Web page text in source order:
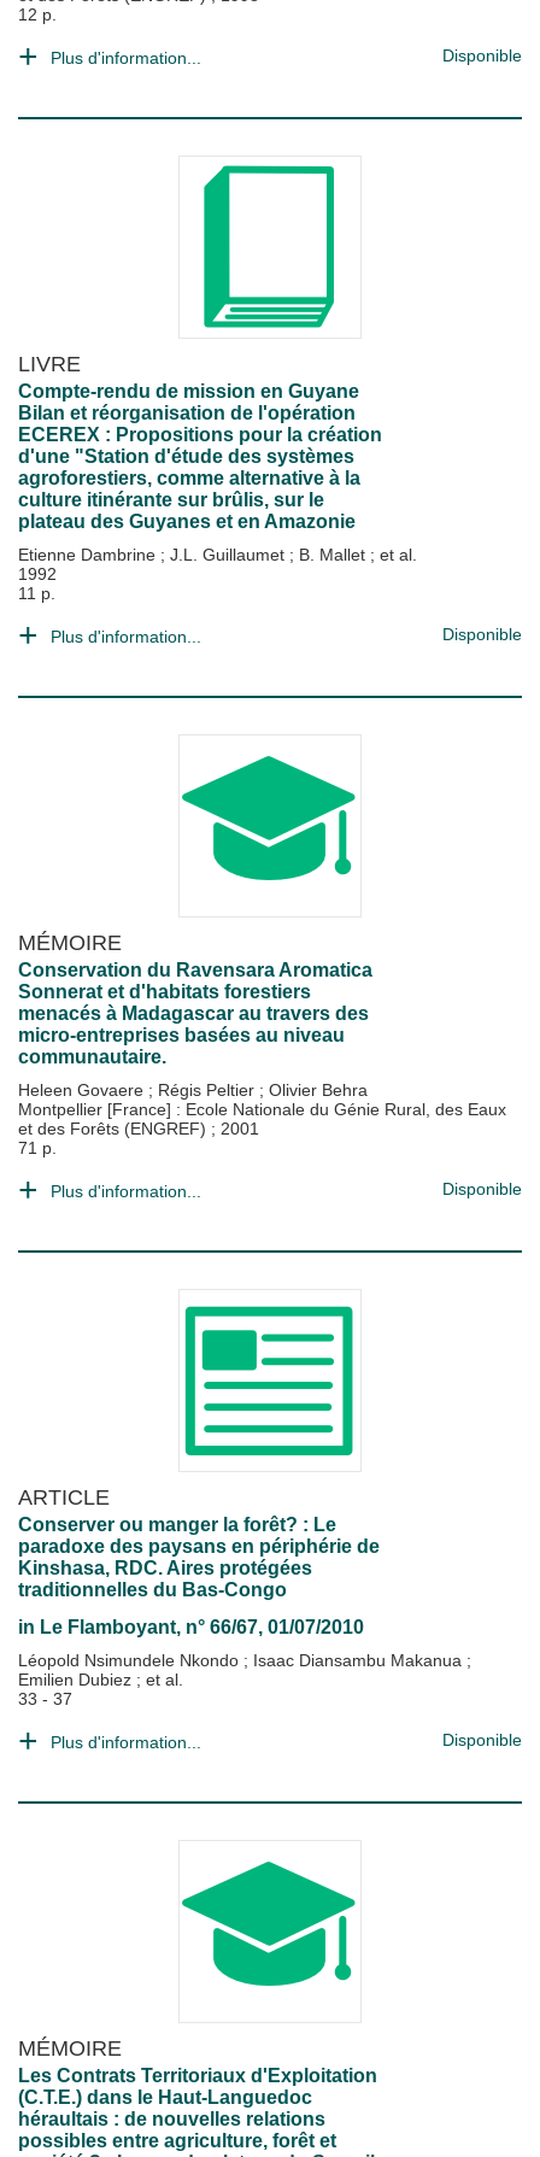
12 p.
Plus d'information... Disponible
LIVRE
Compte-rendu de mission en Guyane
Bilan et réorganisation de l'opération
ECEREX : Propositions pour la création
d'une "Station d'étude des systèmes
agroforestiers, comme alternative à la
culture itinérante sur brûlis, sur le
plateau des Guyanes et en Amazonie
Etienne Dambrine ; J.L. Guillaumet ; B. Mallet ; et al.
1992
11 p.
Plus d'information... Disponible
MÉMOIRE
Conservation du Ravensara Aromatica
Sonnerat et d'habitats forestiers
menacés à Madagascar au travers des
micro-entreprises basées au niveau
communautaire.
Heleen Govaere ; Régis Peltier ; Olivier Behra
Montpellier [France] : Ecole Nationale du Génie Rural, des Eaux
et des Forêts (ENGREF) ; 2001
71 p.
Plus d'information... Disponible
ARTICLE
Conserver ou manger la forêt? : Le
paradoxe des paysans en périphérie de
Kinshasa, RDC. Aires protégées
traditionnelles du Bas-Congo
in Le Flamboyant, n° 66/67, 01/07/2010
Léopold Nsimundele Nkondo ; Isaac Diansambu Makanua ;
Emilien Dubiez ; et al.
33 - 37
Plus d'information... Disponible
MÉMOIRE
Les Contrats Territoriaux d'Exploitation
(C.T.E.) dans le Haut-Languedoc
héraultais : de nouvelles relations
possibles entre agriculture, forêt et